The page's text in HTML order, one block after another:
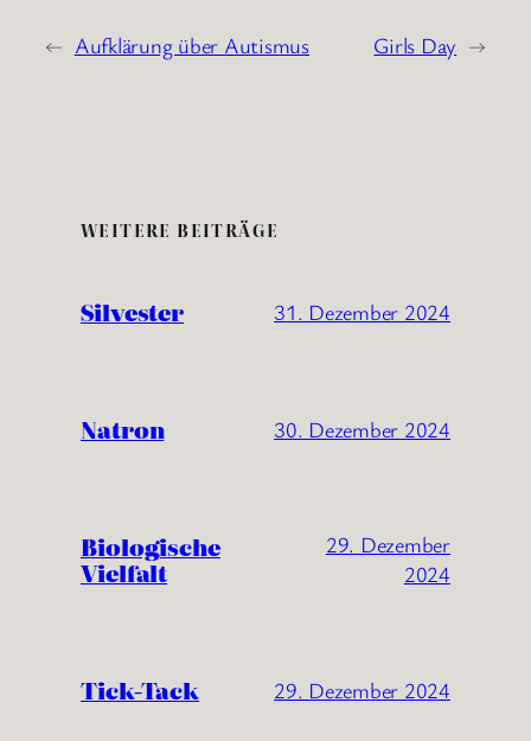
← Aufklärung über Autismus Girls Day →
WEITERE BEITRÄGE
Silvester 31. Dezember 2024
Natron 30. Dezember 2024
Biologische
Vielfalt
29. Dezember
2024
Tick-Tack 29. Dezember 2024